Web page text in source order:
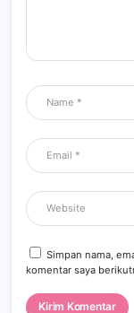
Simpan nama,
komentar saya